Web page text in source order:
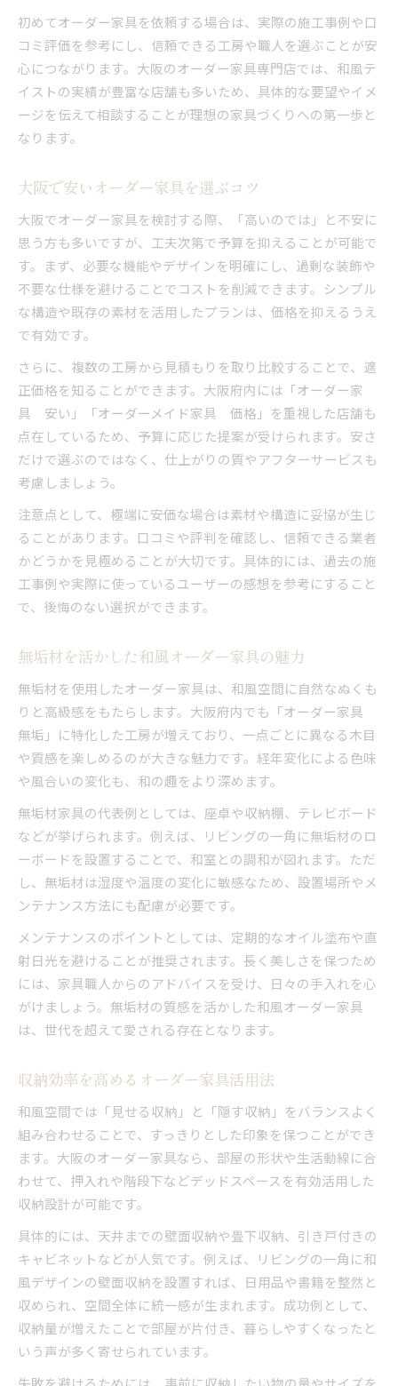
口コミで選ぶ調和あるオーダー家具のコツ
口コミでわかる大阪府の家具事情
大阪で評判のオーダー家具選びの実例紹介
口コミで人気のオーダー家具工房の特徴
関西で選ばれるオーダーメイド家具の傾向
暮らしに溶け込む和風オーダー家具体験
暮らしに馴染むオーダー家具の実例紹介
和風空間に映える家具オーダーメイド体験
大阪で叶えた理想のオーダー家具事例集
評判に学ぶオーダー家具のリアルな体験談
初めてオーダー家具を依頼する場合は、実際の施工事例や口
コミ評価を参考にし、信頼できる工房や職人を選ぶことが安
心につながります。大阪のオーダー家具専門店では、和風テ
イストの実績が豊富な店舗も多いため、具体的な要望やイメ
ージを伝えて相談することが理想の家具づくりへの第一歩と
なります。
大阪で安いオーダー家具を選ぶコツ
大阪でオーダー家具を検討する際、「高いのでは」と不安に
思う方も多いですが、工夫次第で予算を抑えることが可能で
す。まず、必要な機能やデザインを明確にし、過剰な装飾や
不要な仕様を避けることでコストを削減できます。シンプル
な構造や既存の素材を活用したプランは、価格を抑えるうえ
で有効です。
さらに、複数の工房から見積もりを取り比較することで、適
正価格を知ることができます。大阪府内には「オーダー家
具 安い」「オーダーメイド家具 価格」を重視した店舗も
点在しているため、予算に応じた提案が受けられます。安さ
だけで選ぶのではなく、仕上がりの質やアフターサービスも
考慮しましょう。
注意点として、極端に安価な場合は素材や構造に妥協が生じ
ることがあります。口コミや評判を確認し、信頼できる業者
かどうかを見極めることが大切です。具体的には、過去の施
工事例や実際に使っているユーザーの感想を参考にすること
で、後悔のない選択ができます。
無垢材を活かした和風オーダー家具の魅力
無垢材を使用したオーダー家具は、和風空間に自然なぬくも
りと高級感をもたらします。大阪府内でも「オーダー家具
無垢」に特化した工房が増えており、一点ごとに異なる木目
や質感を楽しめるのが大きな魅力です。経年変化による色味
や風合いの変化も、和の趣をより深めます。
無垢材家具の代表例としては、座卓や収納棚、テレビボード
などが挙げられます。例えば、リビングの一角に無垢材のロ
ーボードを設置することで、和室との調和が図れます。ただ
し、無垢材は湿度や温度の変化に敏感なため、設置場所やメ
ンテナンス方法にも配慮が必要です。
メンテナンスのポイントとしては、定期的なオイル塗布や直
射日光を避けることが推奨されます。長く美しさを保つため
には、家具職人からのアドバイスを受け、日々の手入れを心
がけましょう。無垢材の質感を活かした和風オーダー家具
は、世代を超えて愛される存在となります。
収納効率を高めるオーダー家具活用法
和風空間では「見せる収納」と「隠す収納」をバランスよく
組み合わせることで、すっきりとした印象を保つことができ
ます。大阪のオーダー家具なら、部屋の形状や生活動線に合
わせて、押入れや階段下などデッドスペースを有効活用した
収納設計が可能です。
具体的には、天井までの壁面収納や畳下収納、引き戸付きの
キャビネットなどが人気です。例えば、リビングの一角に和
風デザインの壁面収納を設置すれば、日用品や書籍を整然と
収められ、空間全体に統一感が生まれます。成功例として、
収納量が増えたことで部屋が片付き、暮らしやすくなったと
いう声が多く寄せられています。